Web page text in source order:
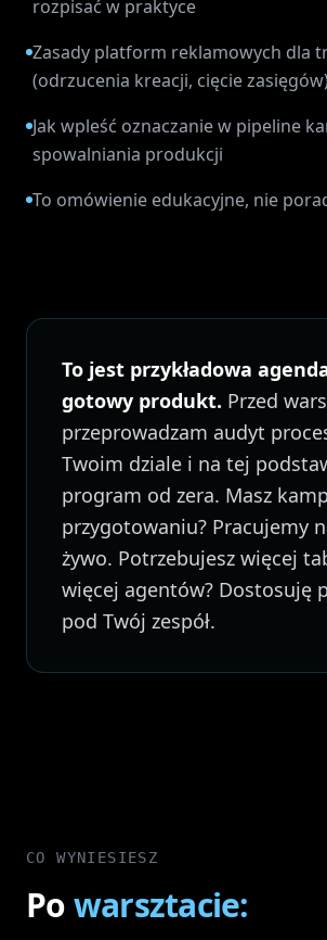
rozpisać w praktyce
Zasady platform reklamowych dla
(odrzucenia kreacji, cięcie zasięgów)
Jak wpleść oznaczanie w pipeline
spowalniania produkcji
To omówienie edukacyjne, nie
To jest przykładowa
gotowy produkt. Przed
przeprowadzam audyt
Twoim dziale i na tej
program od zera. Masz
przygotowaniu? Pracujemy
żywo. Potrzebujesz więcej
więcej agentów? Dostosuję
pod Twój zespół.
CO WYNIESIESZ
Powarsztacie: